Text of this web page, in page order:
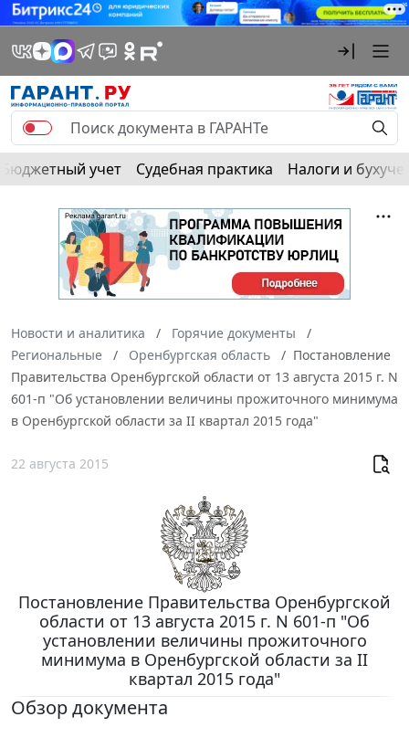
Бюджетный учет Судебная практика Налоги и
Новости и аналитика
Горячие документы
Региональные
Оренбургская область
Постановление
Правительства Оренбургской области от 13 августа 2015 г. N
601-п "Об установлении величины прожиточного минимума
в Оренбургской области за II квартал 2015 года"
22 августа 2015
Постановление Правительства Оренбургской
области от 13 августа 2015 г. N 601-п "Об
установлении величины прожиточного
минимума в Оренбургской области за II
квартал 2015 года"
Обзор документа